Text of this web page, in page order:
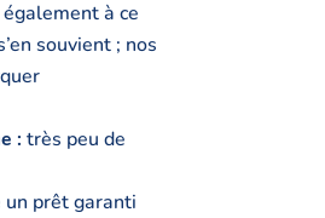
à ce
souvient ; nos
: très peu de
un prêt garanti